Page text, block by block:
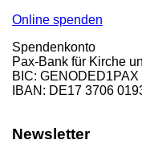
Online spenden
Spendenkonto
Pax-Bank für Kirche
BIC: GENODED1PAX
IBAN: DE17 3706
Newsletter